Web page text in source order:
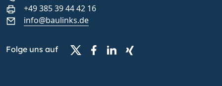
+49 385 39 44 42 16
info@baulinks.de
Folge uns auf